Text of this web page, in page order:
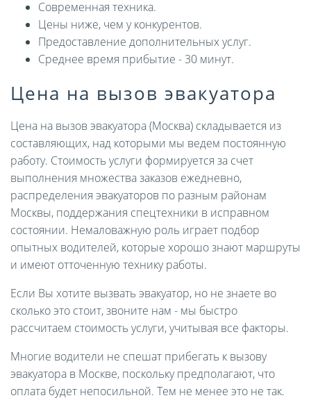
Современная техника.
Цены ниже, чем у конкурентов.
Предоставление дополнительных услуг.
Среднее время прибытие - 30 минут.
Цена на вызов эвакуатора
Цена на вызов эвакуатора (Москва) складывается из
составляющих, над которыми мы ведем постоянную
работу. Стоимость услуги формируется за счет
выполнения множества заказов ежедневно,
распределения эвакуаторов по разным районам
Москвы, поддержания спецтехники в исправном
состоянии. Немаловажную роль играет подбор
опытных водителей, которые хорошо знают маршруты
и имеют отточенную технику работы.
Если Вы хотите вызвать эвакуатор, но не знаете во
сколько это стоит, звоните нам - мы быстро
рассчитаем стоимость услуги, учитывая все факторы.
Многие водители не спешат прибегать к вызову
эвакуатора в Москве, поскольку предполагают, что
оплата будет непосильной. Тем не менее это не так.